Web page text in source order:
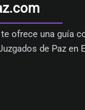
ofrece una guía
de Paz en